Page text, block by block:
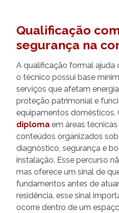
Qualificação
segurança na
A qualificação formal ajuda
o técnico possui base
serviços que afetam
proteção patrimonial e
equipamentos domésticos.
diploma em áreas
conteúdos organizados
diagnóstico, segurança e
instalação. Esse percurso
mas oferece um sinal de
fundamentos antes de
residência, esse sinal
ocorre dentro de um